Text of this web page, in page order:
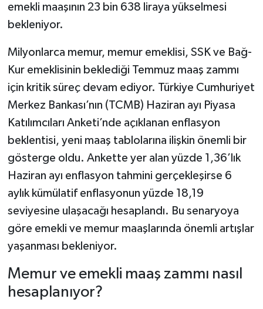
emekli maaşının 23 bin 638 liraya yükselmesi
bekleniyor.
Milyonlarca memur, memur emeklisi, SSK ve Bağ-
Kur emeklisinin beklediği Temmuz maaş zammı
için kritik süreç devam ediyor. Türkiye Cumhuriyet
Merkez Bankası’nın (TCMB) Haziran ayı Piyasa
Katılımcıları Anketi’nde açıklanan enflasyon
beklentisi, yeni maaş tablolarına ilişkin önemli bir
gösterge oldu. Ankette yer alan yüzde 1,36’lık
Haziran ayı enflasyon tahmini gerçekleşirse 6
aylık kümülatif enflasyonun yüzde 18,19
seviyesine ulaşacağı hesaplandı. Bu senaryoya
göre emekli ve memur maaşlarında önemli artışlar
yaşanması bekleniyor.
Memur ve emekli maaş zammı nasıl
hesaplanıyor?